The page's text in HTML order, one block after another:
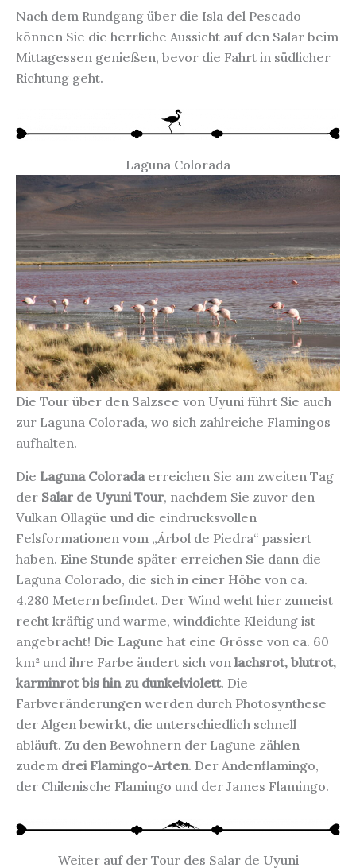
Nach dem Rundgang über die Isla del Pescado
können Sie die herrliche Aussicht auf den Salar beim
Mittagessen genießen, bevor die Fahrt in südlicher
Richtung geht.
Laguna Colorada
Die Tour über den Salzsee von Uyuni führt Sie auch
zur Laguna Colorada, wo sich zahlreiche Flamingos
aufhalten.
Die Laguna Colorada erreichen Sie am zweiten Tag
der Salar de Uyuni Tour, nachdem Sie zuvor den
Vulkan Ollagüe und die eindrucksvollen
Felsformationen vom „Árbol de Piedra“ passiert
haben. Eine Stunde später erreichen Sie dann die
Laguna Colorado, die sich in einer Höhe von ca.
4.280 Metern befindet. Der Wind weht hier zumeist
recht kräftig und warme, winddichte Kleidung ist
angebracht! Die Lagune hat eine Grösse von ca. 60
km² und ihre Farbe ändert sich von lachsrot, blutrot,
karminrot bis hin zu dunkelviolett. Die
Farbveränderungen werden durch Photosynthese
der Algen bewirkt, die unterschiedlich schnell
abläuft. Zu den Bewohnern der Lagune zählen
zudem drei Flamingo-Arten. Der Andenflamingo,
der Chilenische Flamingo und der James Flamingo.
Weiter auf der Tour des Salar de Uyuni